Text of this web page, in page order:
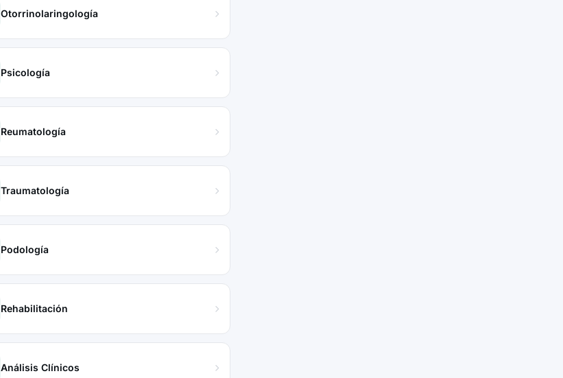
Otorrinolaringología
Psicología
Reumatología
Traumatología
Podología
Rehabilitación
Análisis Clínicos